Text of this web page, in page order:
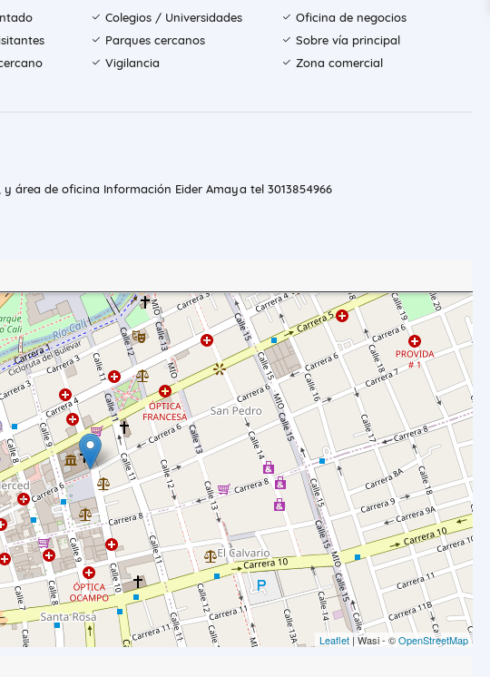
Colegios / Universidades
Oficina de negocios
Parques cercanos
Sobre vía principal
Vigilancia
Zona comercial
y área de oficina Información Eider Amaya tel 3013854966
Leaflet | Wasi - ©OpenStreetMap